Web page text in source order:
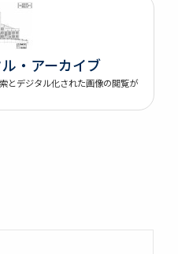
・アーカイブ
とデジタル化された画像の閲覧が